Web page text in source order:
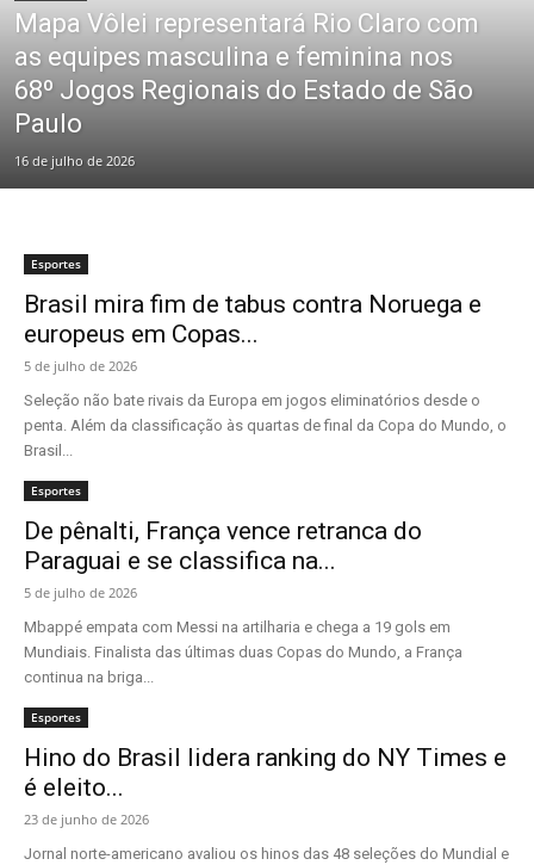
Mapa Vôlei representará Rio Claro com
as equipes masculina e feminina nos
68º Jogos Regionais do Estado de São
Paulo
16 de julho de 2026
Esportes
Brasil mira fim de tabus contra Noruega e
europeus em Copas...
5 de julho de 2026
Seleção não bate rivais da Europa em jogos eliminatórios desde o
penta. Além da classificação às quartas de final da Copa do Mundo, o
Brasil...
Esportes
De pênalti, França vence retranca do
Paraguai e se classifica na...
5 de julho de 2026
Mbappé empata com Messi na artilharia e chega a 19 gols em
Mundiais. Finalista das últimas duas Copas do Mundo, a França
continua na briga...
Esportes
Hino do Brasil lidera ranking do NY Times e
é eleito...
23 de junho de 2026
Jornal norte-americano avaliou os hinos das 48 seleções do Mundial e